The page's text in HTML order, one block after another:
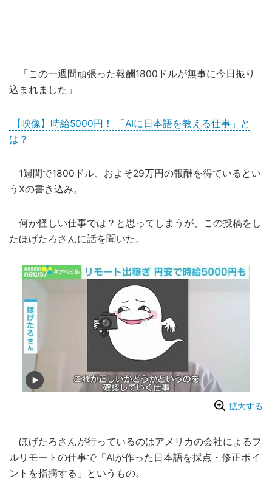
「この一週間頑張った報酬1800ドルが無事に今日振り
込まれました」
【映像】時給5000円！ 「AIに日本語を教える仕事」と
は？
1週間で1800ドル、およそ29万円の報酬を得ているとい
うXの書き込み。
何か怪しい仕事では？と思ってしまうが、この投稿をし
たほげたろさんに話を聞いた。
拡大する
ほげたろさんが行っているのはアメリカの会社によるフ
ルリモートの仕事で「 AIが作った日本語を採点・修正ポイ
ントを指摘する」というもの。